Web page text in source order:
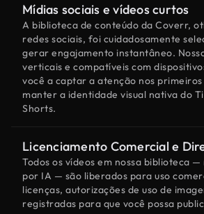
Mídias sociais e vídeos curtos
A biblioteca de conteúdo da Coverr,
redes sociais, foi cuidadosamente
gerar engajamento instantâneo.
verticais e compatíveis com
você a captar a atenção nos primeiros
manter a identidade visual nativa do
Shorts.
Licenciamento Comercial e
Todos os vídeos em nossa biblioteca
por IA — são liberados para uso
licenças, autorizações de uso de
registradas para que você possa